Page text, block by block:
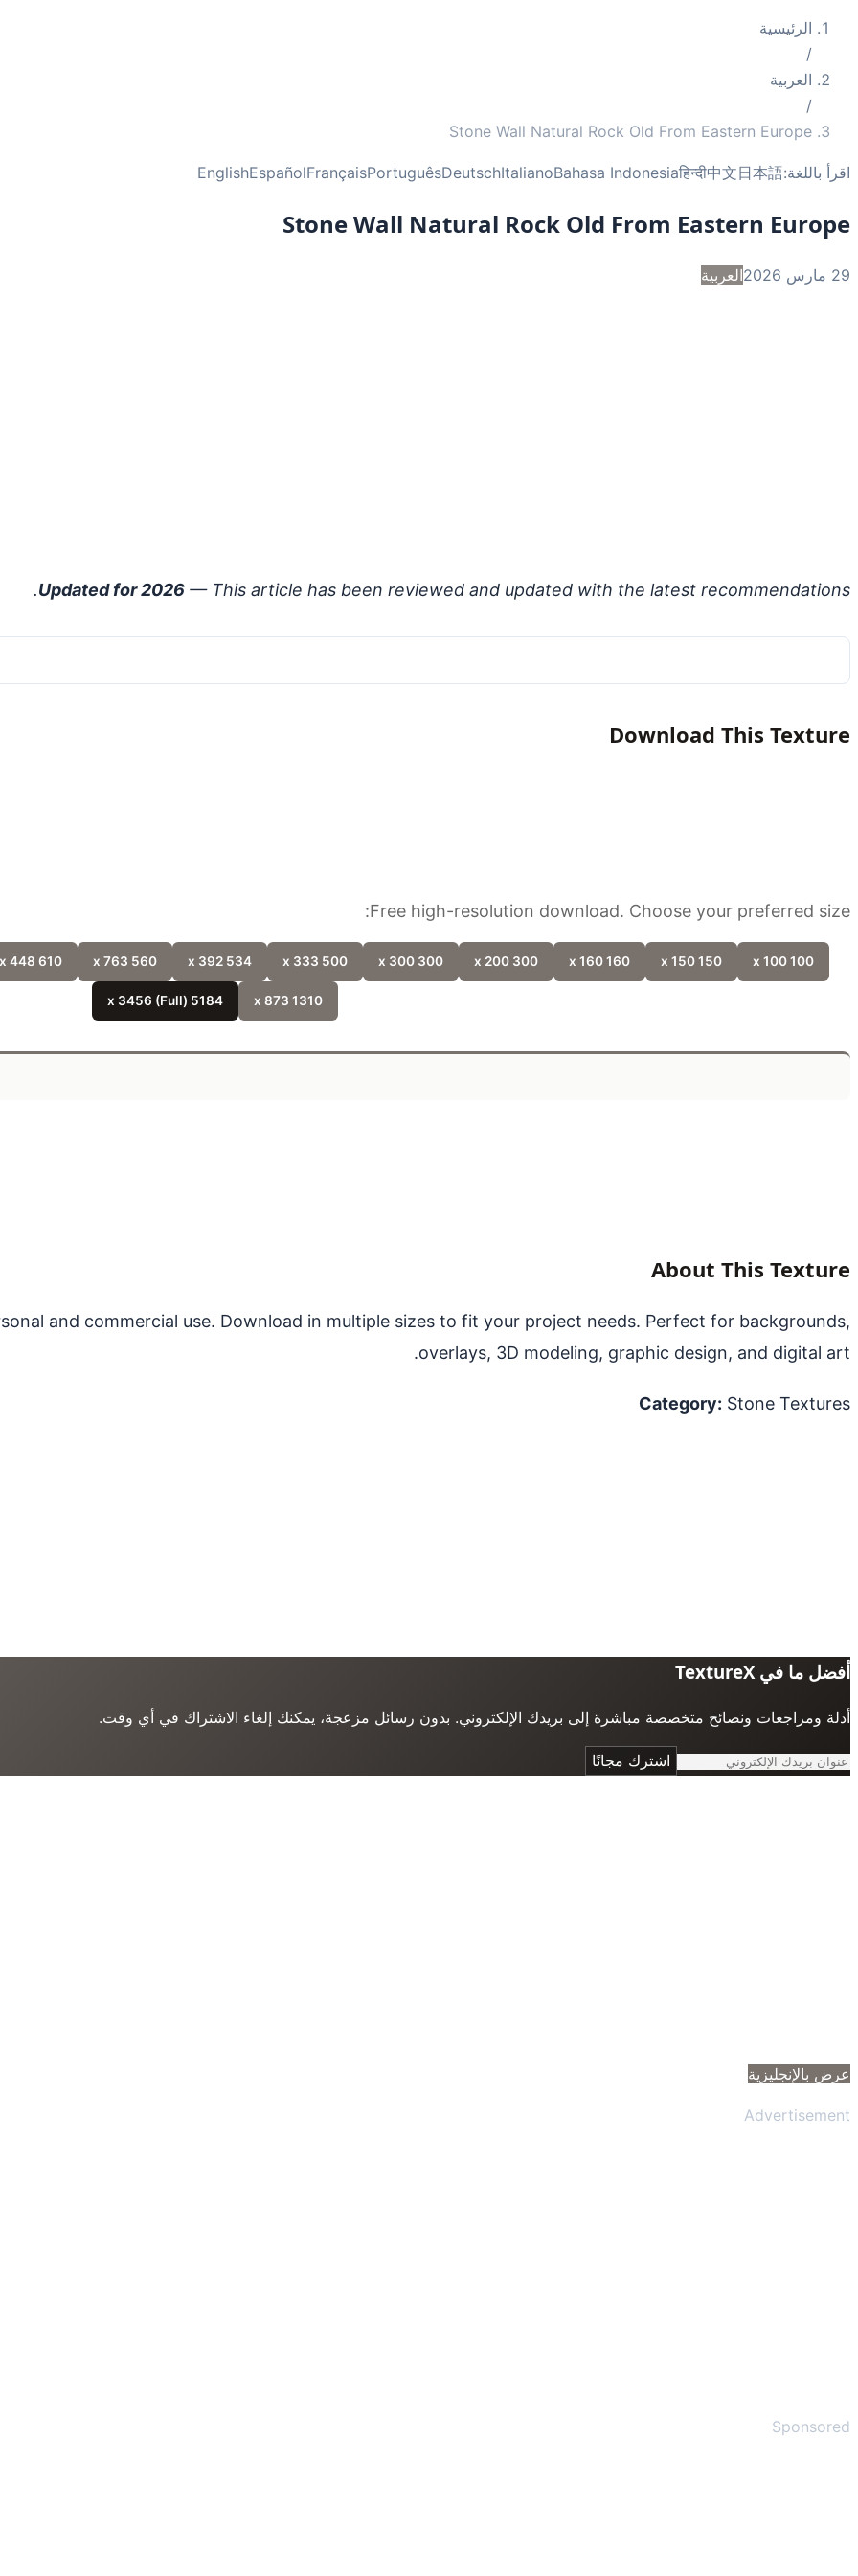
الرئيسية
/
العربية
/
Stone Wall Natural Rock Old From Eastern Europe
اقرأ باللغة: EnglishEspañolFrançaisPortuguêsDeutschItalianoBahasa Indonesiaहिन्दी中文日本語
Stone Wall Natural Rock Old From Eastern Europe
29 مارس 2026 العربية
Updated for 2026 — This article has been reviewed and updated with the latest recommendations.
Download This Texture
Free high-resolution download. Choose your preferred size:
100 x 100
150 x 150
160 x 160
300 x 200
300 x 300
500 x 333
534 x 392
560 x 763
610 x 448
1310 x 873
5184 x 3456 (Full)
About This Texture
and commercial use. Download in multiple sizes to fit your project needs. Perfect for backgrounds,
overlays, 3D modeling, graphic design, and digital art.
Category: Stone Textures
أفضل ما في TextureX
أدلة ومراجعات ونصائح متخصصة مباشرة إلى بريدك الإلكتروني. بدون رسائل مزعجة، يمكنك إلغاء الاشتراك في أي وقت.
اشترك مجانًا
عرض بالإنجليزية
Advertisement
Sponsored